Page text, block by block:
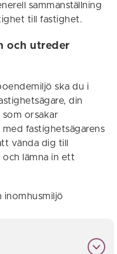
sammanställning
till fastighet.
och utreder
ska du i
din
orsakar
fastighetsägarens
vända dig till
lämna in ett
inomhusmiljö